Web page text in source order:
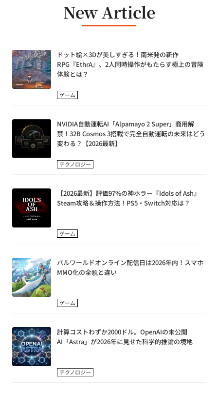
New Article
ドット絵×3Dが美しすぎる！南米発の新作
RPG『EthrA』、2人同時操作がもたらす極上の冒険
体験とは？
ゲーム
NVIDIA自動運転AI「Alpamayo 2 Super」商用解
禁！32B Cosmos 3搭載で完全自動運転の未来はどう
変わる？【2026最新】
テクノロジー
【2026最新】評価97%の神ホラー『Idols of Ash』
Steam攻略＆操作方法！PS5・Switch対応は？
ゲーム
パルワールドオンライン配信日は2026年内！スマホ
MMO化の全貌と違い
ゲーム
計算コストわずか2000ドル。OpenAIの未公開
AI「Astra」が2026年に見せた科学的推論の境地
テクノロジー